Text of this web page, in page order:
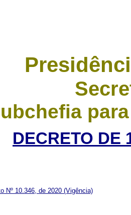
DECRETO DE
Nº 10.346, de 2020 (Vigência)